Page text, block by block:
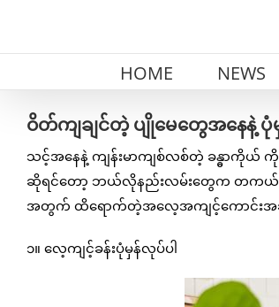
HOME NEWS
ဝိတ်ကျချင်တဲ့ ပျိုမေတွေအနေနဲ့
သင့်အနေနဲ့ ကျန်းမာကျစ်လစ်တဲ့ ခန္ဓာကိုယ်
ဆိုရင်တော့ ဘယ်လိုနည်းလမ်းတွေက တကယ်တ
အတွက် ထိရောက်တဲ့အလေ့အကျင့်ကောင်းအချို့
၁။ လေ့ကျင့်ခန်းပုံမှန်လုပ်ပါ